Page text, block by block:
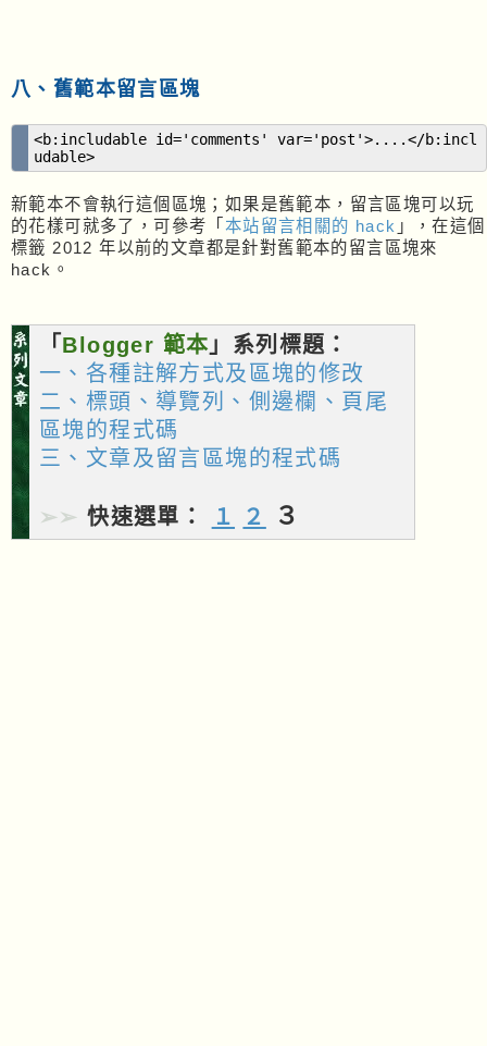
八、舊範本留言區塊
<b:includable id='comments' var='post'>....</b:incl
udable>
新範本不會執行這個區塊；如果是舊範本，留言區塊可以玩
的花樣可就多了，可參考「 本站留言相關的 hack 」，在這個
標籤 2012 年以前的文章都是針對舊範本的留言區塊來
hack。
「 Blogger 範本」系列標題：
一、各種註解方式及區塊的修改
二、標頭、導覽列、側邊欄、頁尾
區塊的程式碼
三、文章及留言區塊的程式碼
➢➢ 快速選單： １ ２ ３